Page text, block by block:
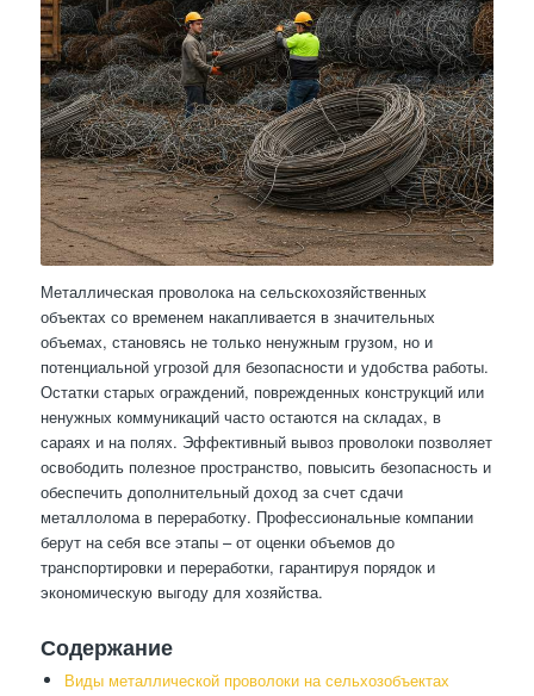
Металлическая проволока на сельскохозяйственных
объектах со временем накапливается в значительных
объемах, становясь не только ненужным грузом, но и
потенциальной угрозой для безопасности и удобства работы.
Остатки старых ограждений, поврежденных конструкций или
ненужных коммуникаций часто остаются на складах, в
сараях и на полях. Эффективный вывоз проволоки позволяет
освободить полезное пространство, повысить безопасность и
обеспечить дополнительный доход за счет сдачи
металлолома в переработку. Профессиональные компании
берут на себя все этапы – от оценки объемов до
транспортировки и переработки, гарантируя порядок и
экономическую выгоду для хозяйства.
Содержание
Виды металлической проволоки на сельхозобъектах